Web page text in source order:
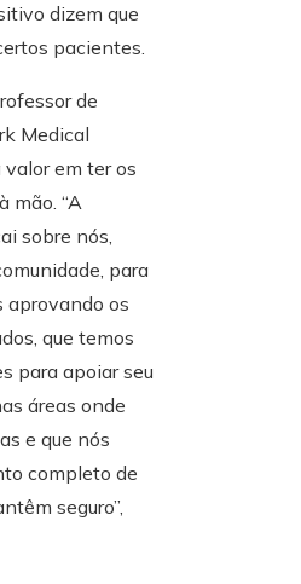
dizem que
pacientes.
de
Medical
valor em ter os
mão. “A
sobre nós,
para
aprovando os
que temos
para apoiar seu
áreas onde
e que nós
completo de
seguro”,